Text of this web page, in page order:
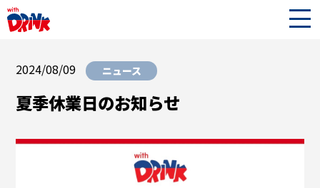
2024/08/09 ニュース
夏季休業日のお知らせ